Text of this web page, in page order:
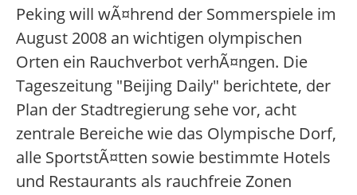
Peking will wÃ¤hrend der Sommerspiele im
August 2008 an wichtigen olympischen
Orten ein Rauchverbot verhÃ¤ngen. Die
Tageszeitung "Beijing Daily" berichtete, der
Plan der Stadtregierung sehe vor, acht
zentrale Bereiche wie das Olympische Dorf,
alle SportstÃ¤tten sowie bestimmte Hotels
und Restaurants als rauchfreie Zonen